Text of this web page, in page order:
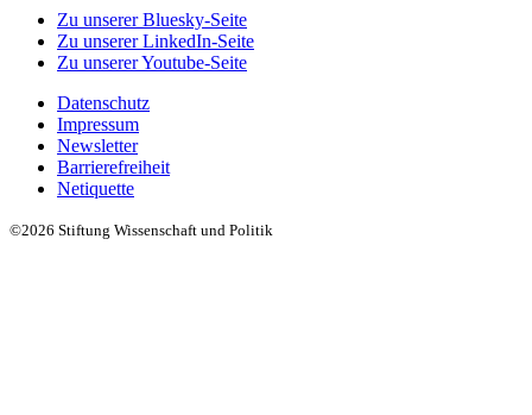
Zu unserer Bluesky-Seite
Zu unserer LinkedIn-Seite
Zu unserer Youtube-Seite
Datenschutz
Impressum
Newsletter
Barrierefreiheit
Netiquette
©2026 Stiftung Wissenschaft und Politik